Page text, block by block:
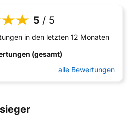
5 / 5
in den letzten 12 Monaten
(gesamt)
alle Bewertungen